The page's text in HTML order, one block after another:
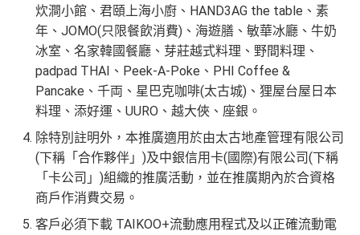
炊澗小館、君頤上海小廚、HAND3AG the table、素
年、JOMO(只限餐飲消費)、海遊膳、敏華冰廳、牛奶
冰室、名家韓國餐廳、芽莊越式料理、野間料理、
padpad THAI、Peek-A-Poke、PHI Coffee &
Pancake、千両、星巴克咖啡(太古城)、狸屋台屋日本
料理、添好運、UURO、越大俠、座銀。
除特別註明外，本推廣適用於由太古地產管理有限公司
(下稱「合作夥伴」)及中銀信用卡(國際)有限公司(下稱
「卡公司」)組織的推廣活動，並在推廣期內於合資格
商戶作消費交易。
客戶必須下載 TAIKOO+流動應用程式及以正確流動電